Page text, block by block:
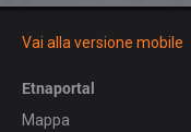
Vai alla versione mobile
Etnaportal
Mappa